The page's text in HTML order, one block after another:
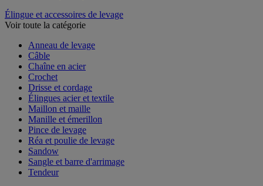
Élingue et accessoires de levage
Voir toute la catégorie
Anneau de levage
Câble
Chaîne en acier
Crochet
Drisse et cordage
Élingues acier et textile
Maillon et maille
Manille et émerillon
Pince de levage
Réa et poulie de levage
Sandow
Sangle et barre d'arrimage
Tendeur